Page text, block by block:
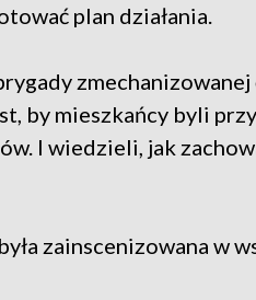
plan działania.
by mieszkańcy byli
I wiedzieli, jak
zainscenizowana w